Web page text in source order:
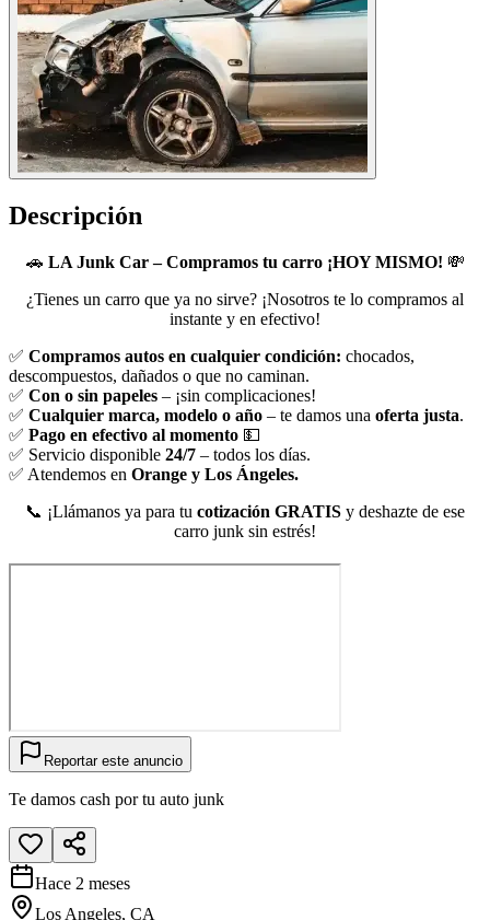
Descripción
🚗 LA Junk Car – Compramos tu carro ¡HOY MISMO! 💸
¿Tienes un carro que ya no sirve? ¡Nosotros te lo compramos al
instante y en efectivo!
✅ Compramos autos en cualquier condición: chocados,
descompuestos, dañados o que no caminan.
✅ Con o sin papeles – ¡sin complicaciones!
✅ Cualquier marca, modelo o año – te damos una oferta justa.
✅ Pago en efectivo al momento 💵
✅ Servicio disponible 24/7 – todos los días.
✅ Atendemos en Orange y Los Ángeles.
📞 ¡Llámanos ya para tu cotización GRATIS y deshazte de ese
carro junk sin estrés!
Reportar este anuncio
Te damos cash por tu auto junk
Hace 2 meses
Los Angeles, CA